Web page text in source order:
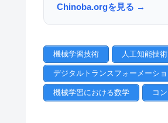
Chinoba.orgを見る →
機械学習技術 人工知能技術
デジタルトランスフォーメーシ
機械学習における数学 コ